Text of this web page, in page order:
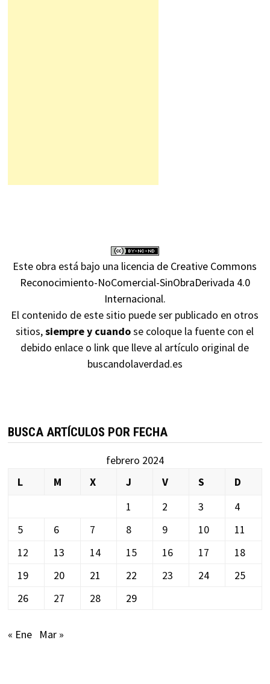
Este obra está bajo una licencia de Creative Commons
Reconocimiento-NoComercial-SinObraDerivada 4.0
Internacional.
El contenido de este sitio puede ser publicado en otros
sitios,siempre y cuandose coloque la fuente con el
debido enlace o link que lleve al artículo original de
buscandolaverdad.es
BUSCA ARTÍCULOS POR FECHA
febrero 2024
L
M X J V S
D
1
2 3
4
5
6 7 8 9 10
11
12
13 14 15 16 17
18
19
20 21 22 23 24
25
26
27 28 29
« Ene Mar »